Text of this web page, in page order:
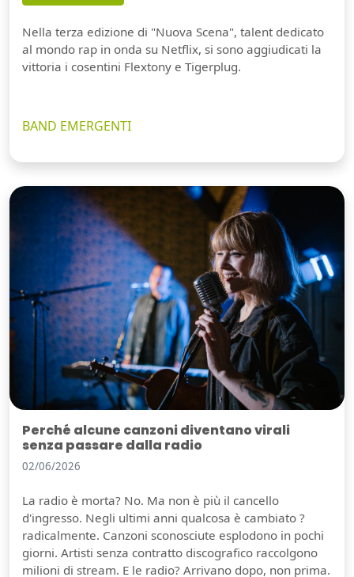
Nella terza edizione di "Nuova Scena", talent dedicato
al mondo rap in onda su Netflix, si sono aggiudicati la
vittoria i cosentini Flextony e Tigerplug.
BAND EMERGENTI
Perché alcune canzoni diventano virali
senza passare dalla radio
02/06/2026
La radio è morta? No. Ma non è più il cancello
d'ingresso. Negli ultimi anni qualcosa è cambiato ?
radicalmente. Canzoni sconosciute esplodono in pochi
giorni. Artisti senza contratto discografico raccolgono
milioni di stream. E le radio? Arrivano dopo, non prima.